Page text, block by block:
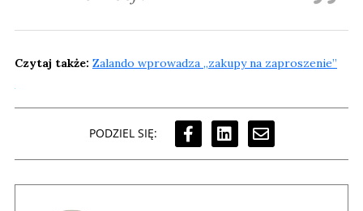
Czytaj także: Zalando wprowadza „zakupy na zaproszenie”
PODZIEL SIĘ: